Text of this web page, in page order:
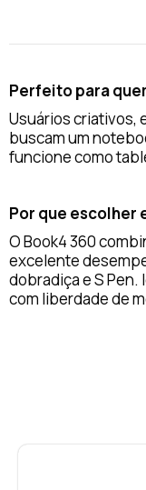
Perfeito para
Usuários criativos,
buscam um
funcione como
Por que escolher
O Book4 360
excelente
dobradiça e S
com liberdade de